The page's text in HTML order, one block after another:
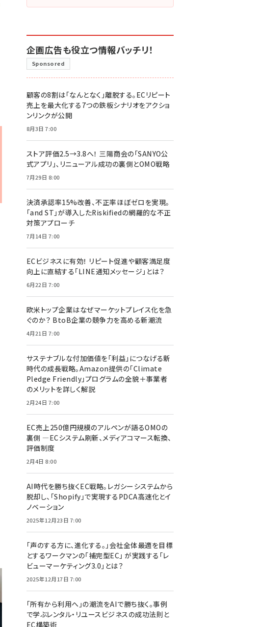
企画広告も役立つ情報バッチリ！
Sponsored
顧客の8割は「なんとなく」離脱する。ECリピート
売上を最大化する7つの鉄板シナリオをアクショ
ンリンクが公開
8月3日 7:00
ストア評価2.5→3.8へ！ 三陽商会の「SANYO公
式アプリ」、リニューアル成功の裏側とOMO戦略
7月29日 8:00
決済承認率15%改善、不正率ほぼゼロを実現。
「and ST」が導入したRiskifiedの網羅的な不正
対策アプローチ
7月14日 7:00
ECビジネスに有効！ リピート促進や顧客満足度
向上に直結する「LINE通知メッセージ」とは？
6月22日 7:00
欧米トップ企業はなぜマーケットプレイス化を急
ぐのか？ BtoB企業の競争力を高める新潮流
4月21日 7:00
サステナブルな付加価値を「利益」につなげる新
時代の成長戦略。Amazon提供の「Climate
Pledge Friendly」プログラムの全貌＋事業者
のメリットを詳しく解説
2月24日 7:00
EC売上250億円規模のアルペンが語るOMOの
裏側 ―ECシステム刷新、メディアコマース転換、
評価制度
2月4日 8:00
AI時代を勝ち抜くEC戦略。レガシーシステムから
脱却し、「Shopify」で実現するPDCA高速化とイ
ノベーション
2025年12月23日 7:00
「声のする方に、進化する。」会社全体最適を目標
とするワークマンの「補完型EC」 が実践する「レ
ビューマーケティング3.0」とは？
2025年12月17日 7:00
「所有から利用へ」の潮流をAIで勝ち抜く。事例
で学ぶレンタル・リユースビジネスの成功法則と
EC構築術